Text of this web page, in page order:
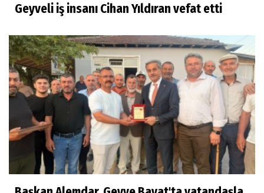
Geyveli iş insanı Cihan Yıldıran vefat etti